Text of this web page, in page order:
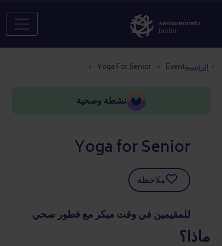
الرئيسيةEvent
Yoga For Senior
نشطة وصحية
Yoga for Senior
ملاحظة
للمقيمين في وقت مبكر مع فطور صحي
ماذا؟